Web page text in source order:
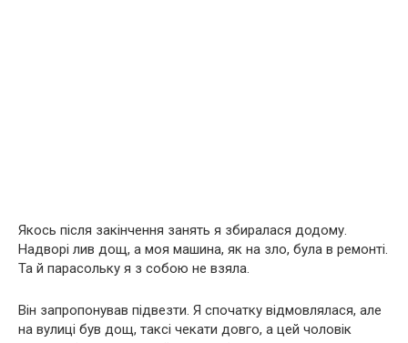
Якось після закінчення занять я збиралася додому.
Надворі лив дощ, а моя машина, як на зло, була в ремонті.
Та й парасольку я з собою не взяла.
Він запропонував підвезти. Я спочатку відмовлялася, але
на вулиці був дощ, таксі чекати довго, а цей чоловік